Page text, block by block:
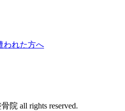
われた方へ
院 all rights reserved.